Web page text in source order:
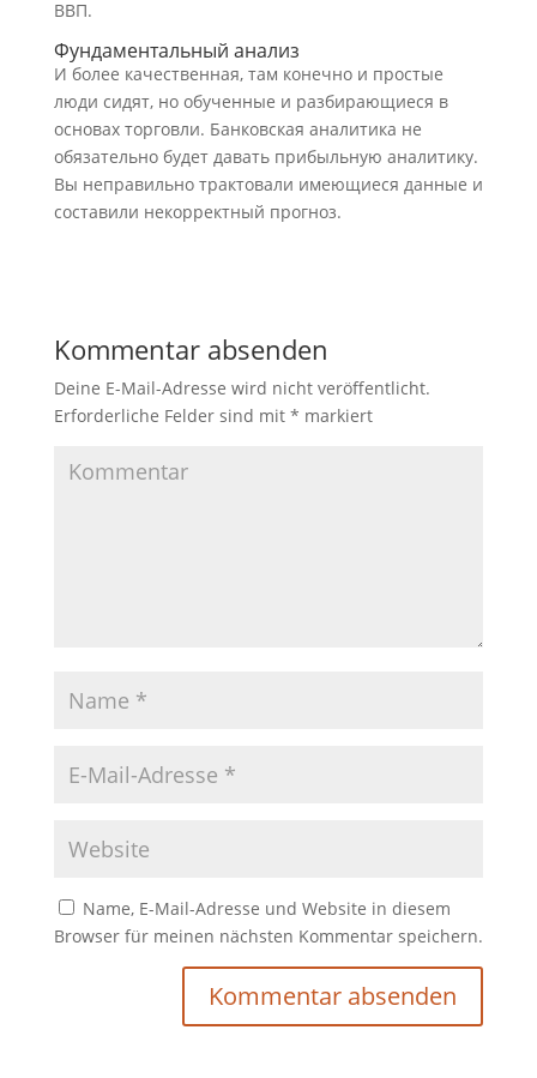
ВВП.
Фундаментальный анализ
И более качественная, там конечно и простые
люди сидят, но обученные и разбирающиеся в
основах торговли. Банковская аналитика не
обязательно будет давать прибыльную аналитику.
Вы неправильно трактовали имеющиеся данные и
составили некорректный прогноз.
Kommentar absenden
Deine E-Mail-Adresse wird nicht veröffentlicht.
Erforderliche Felder sind mit * markiert
Name, E-Mail-Adresse und Website in diesem
Browser für meinen nächsten Kommentar speichern.